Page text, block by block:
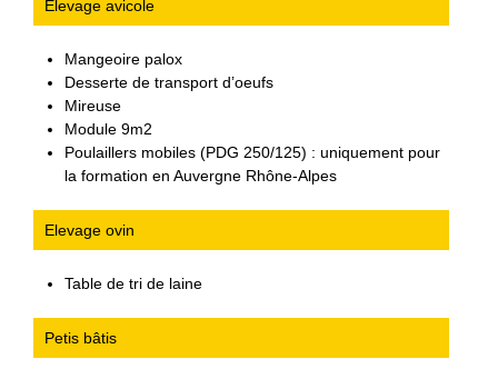
Élevage avicole
Mangeoire palox
Desserte de transport d’oeufs
Mireuse
Module 9m2
Poulaillers mobiles (PDG 250/125) : uniquement pour
la formation en Auvergne Rhône-Alpes
Elevage ovin
Table de tri de laine
Petis bâtis